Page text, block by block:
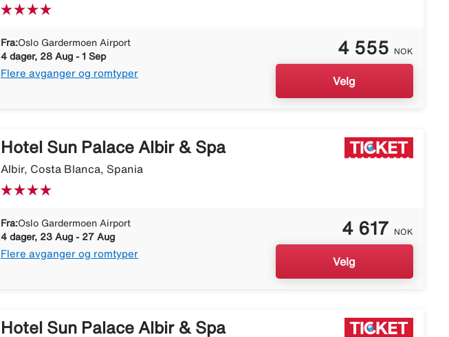
Fra:Oslo Gardermoen Airport
4 dager, 28 Aug - 1 Sep
Flere avganger og romtyper
4 555 NOK
Velg
Hotel Sun Palace Albir & Spa
Albir, Costa Blanca, Spania
Fra:Oslo Gardermoen Airport
4 dager, 23 Aug - 27 Aug
Flere avganger og romtyper
4 617 NOK
Velg
Hotel Sun Palace Albir & Spa